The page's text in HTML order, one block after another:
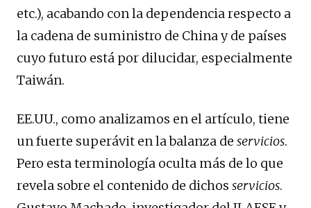
etc.), acabando con la dependencia respecto a
la cadena de suministro de China y de países
cuyo futuro está por dilucidar, especialmente
Taiwán.
EE.UU., como analizamos en el artículo, tiene
un fuerte superávit en la balanza de servicios.
Pero esta terminología oculta más de lo que
revela sobre el contenido de dichos servicios.